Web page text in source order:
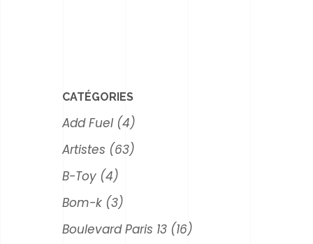
CATÉGORIES
Add Fuel (4)
Artistes (63)
B-Toy (4)
Bom-k (3)
Boulevard Paris 13 (16)